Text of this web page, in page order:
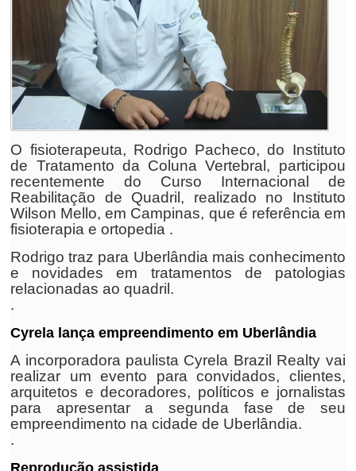
O fisioterapeuta, Rodrigo Pacheco, do Instituto
de Tratamento da Coluna Vertebral, participou
recentemente do Curso Internacional de
Reabilitação de Quadril, realizado no Instituto
Wilson Mello, em Campinas, que é referência em
fisioterapia e ortopedia .
Rodrigo traz para Uberlândia mais conhecimento
e novidades em tratamentos de patologias
relacionadas ao quadril.
.
Cyrela lança empreendimento em Uberlândia
A incorporadora paulista Cyrela Brazil Realty vai
realizar um evento para convidados, clientes,
arquitetos e decoradores, políticos e jornalistas
para apresentar a segunda fase de seu
empreendimento na cidade de Uberlândia.
.
Reprodução assistida